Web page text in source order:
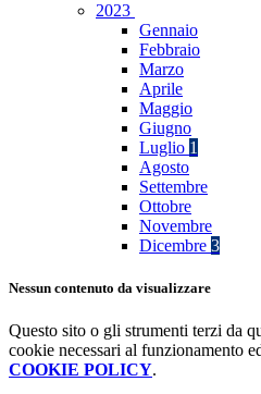
2023
Gennaio
Febbraio
Marzo
Aprile
Maggio
Giugno
Luglio 1
Agosto
Settembre
Ottobre
Novembre
Dicembre 3
Nessun contenuto da visualizzare
Questo sito o gli strumenti terzi da
cookie necessari al funzionamento
COOKIE POLICY.